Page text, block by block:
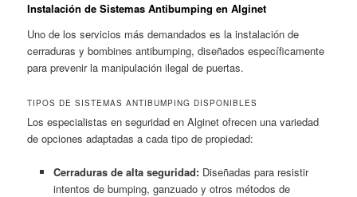
Instalación de Sistemas Antibumping en Alginet
Uno de los servicios más demandados es la instalación de
cerraduras y bombines antibumping, diseñados específicamente
para prevenir la manipulación ilegal de puertas.
TIPOS DE SISTEMAS ANTIBUMPING DISPONIBLES
Los especialistas en seguridad en Alginet ofrecen una variedad
de opciones adaptadas a cada tipo de propiedad:
Cerraduras de alta seguridad:Diseñadas para resistir
intentos de bumping, ganzuado y otros métodos de